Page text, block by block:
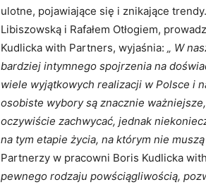
ulotne, pojawiające się i znikające
Libiszowską i Rafałem Otłogiem,
Kudlicka with Partners, wyjaśnia: „ W
bardziej intymnego spojrzenia na
wiele wyjątkowych realizacji w Polsce i
osobiste wybory są znacznie
oczywiście zachwycać, jednak
na tym etapie życia, na którym nie
Partnerzy w pracowni Boris Kudlicka
pewnego rodzaju powściągliwością,